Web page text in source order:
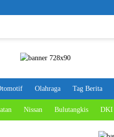
Olahraga Tag Berita
Nissan Bulutangkis DKI